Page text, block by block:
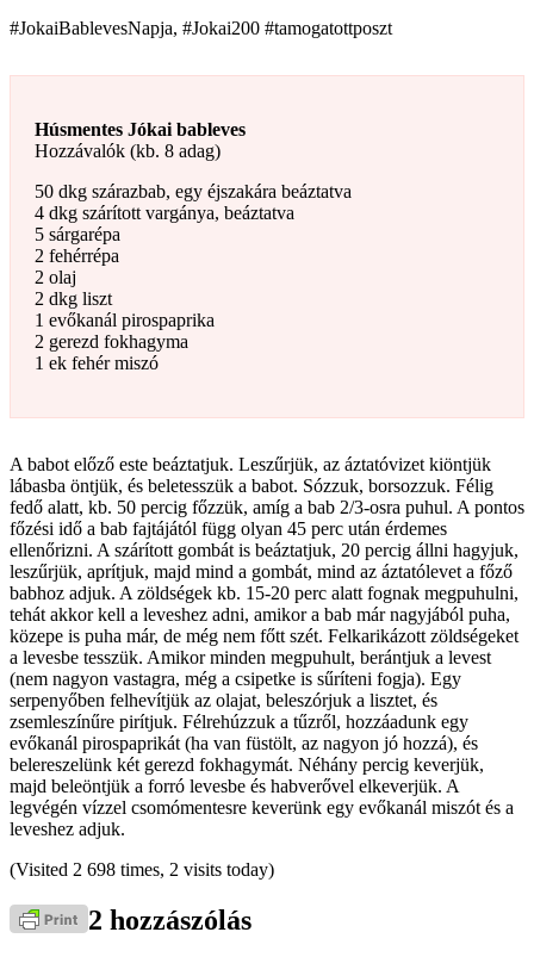
#JokaiBablevesNapja, #Jokai200 #tamogatottposzt
Húsmentes Jókai bableves
Hozzávalók (kb. 8 adag)
50 dkg szárazbab, egy éjszakára beáztatva
4 dkg szárított vargánya, beáztatva
5 sárgarépa
2 fehérrépa
2 olaj
2 dkg liszt
1 evőkanál pirospaprika
2 gerezd fokhagyma
1 ek fehér miszó
A babot előző este beáztatjuk. Leszűrjük, az áztatóvizet kiöntjük
lábasba öntjük, és beletesszük a babot. Sózzuk, borsozzuk. Félig
fedő alatt, kb. 50 percig főzzük, amíg a bab 2/3-osra puhul. A pontos
főzési idő a bab fajtájától függ olyan 45 perc után érdemes
ellenőrizni. A szárított gombát is beáztatjuk, 20 percig állni hagyjuk,
leszűrjük, aprítjuk, majd mind a gombát, mind az áztatólevet a főző
babhoz adjuk. A zöldségek kb. 15-20 perc alatt fognak megpuhulni,
tehát akkor kell a leveshez adni, amikor a bab már nagyjából puha,
közepe is puha már, de még nem főtt szét. Felkarikázott zöldségeket
a levesbe tesszük. Amikor minden megpuhult, berántjuk a levest
(nem nagyon vastagra, még a csipetke is sűríteni fogja). Egy
serpenyőben felhevítjük az olajat, beleszórjuk a lisztet, és
zsemleszínűre pirítjuk. Félrehúzzuk a tűzről, hozzáadunk egy
evőkanál pirospaprikát (ha van füstölt, az nagyon jó hozzá), és
belereszelünk két gerezd fokhagymát. Néhány percig keverjük,
majd beleöntjük a forró levesbe és habverővel elkeverjük. A
legvégén vízzel csomómentesre keverünk egy evőkanál miszót és a
leveshez adjuk.
(Visited 2 698 times, 2 visits today)
2 hozzászólás